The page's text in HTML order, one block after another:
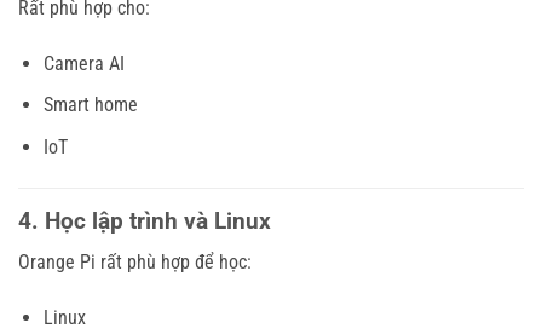
Rất phù hợp cho:
Camera AI
Smart home
IoT
4. Học lập trình và Linux
Orange Pi rất phù hợp để học:
Linux